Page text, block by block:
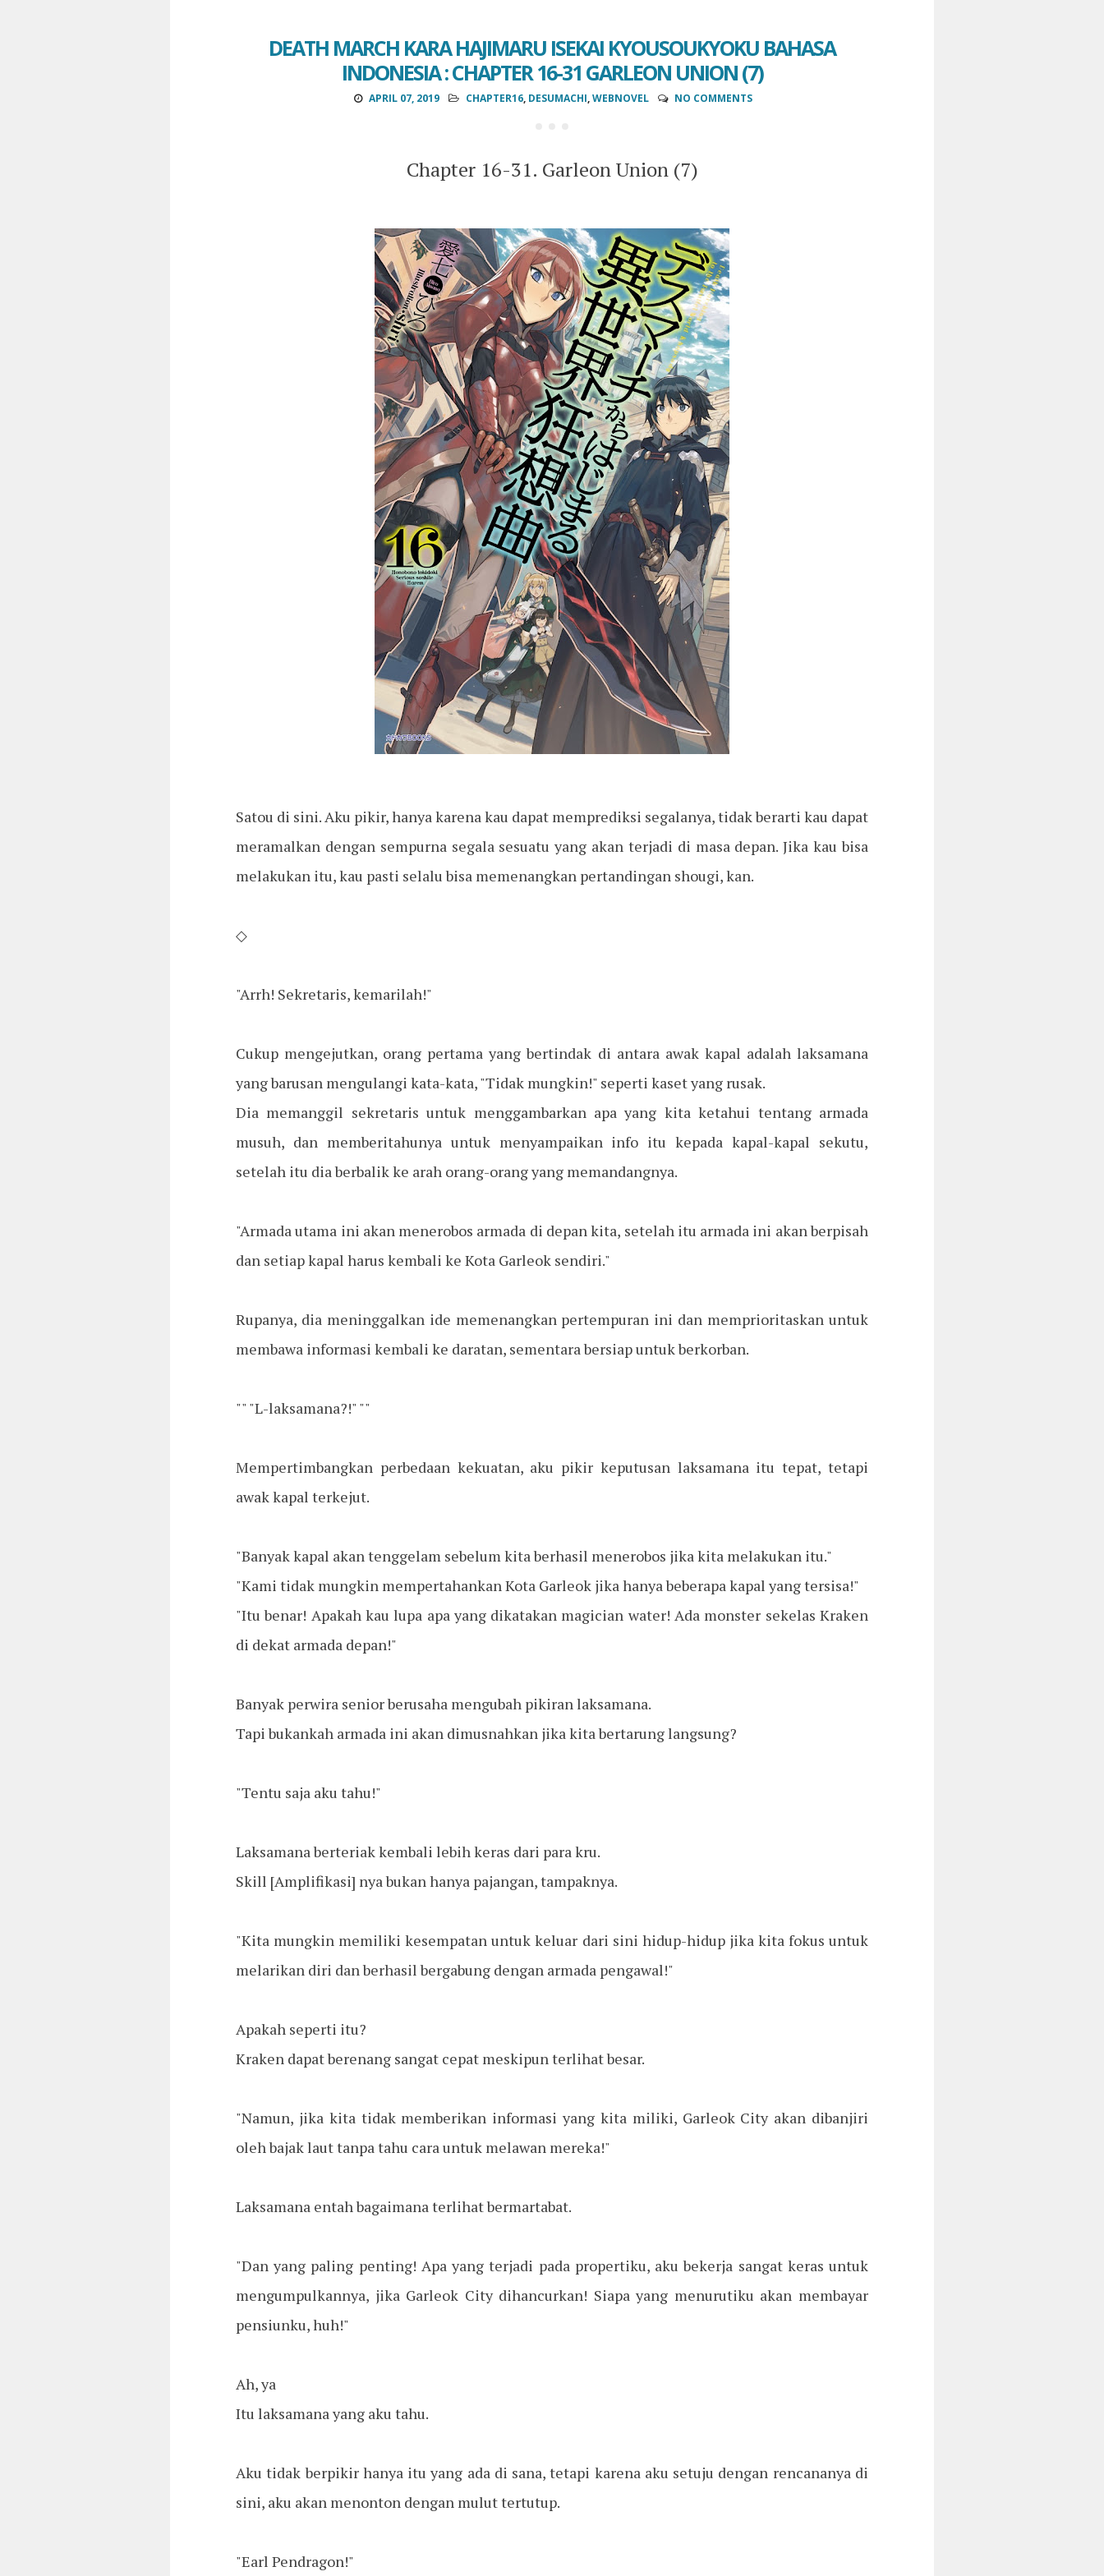
DEATH MARCH KARA HAJIMARU ISEKAI KYOUSOUKYOKU BAHASA
INDONESIA : CHAPTER 16-31 GARLEON UNION (7)
APRIL 07, 2019 CHAPTER16, DESUMACHI,WEBNOVEL NO COMMENTS
Chapter 16-31. Garleon Union (7)
Satou di sini. Aku pikir, hanya karena kau dapat memprediksi segalanya, tidak berarti kau dapat
meramalkan dengan sempurna segala sesuatu yang akan terjadi di masa depan. Jika kau bisa
melakukan itu, kau pasti selalu bisa memenangkan pertandingan shougi, kan.
◇
"Arrh! Sekretaris, kemarilah!"
Cukup mengejutkan, orang pertama yang bertindak di antara awak kapal adalah laksamana
yang barusan mengulangi kata-kata, "Tidak mungkin!" seperti kaset yang rusak.
Dia memanggil sekretaris untuk menggambarkan apa yang kita ketahui tentang armada
musuh, dan memberitahunya untuk menyampaikan info itu kepada kapal-kapal sekutu,
setelah itu dia berbalik ke arah orang-orang yang memandangnya.
"Armada utama ini akan menerobos armada di depan kita, setelah itu armada ini akan berpisah
dan setiap kapal harus kembali ke Kota Garleok sendiri."
Rupanya, dia meninggalkan ide memenangkan pertempuran ini dan memprioritaskan untuk
membawa informasi kembali ke daratan, sementara bersiap untuk berkorban.
"" "L-laksamana?!" ""
Mempertimbangkan perbedaan kekuatan, aku pikir keputusan laksamana itu tepat, tetapi
awak kapal terkejut.
"Banyak kapal akan tenggelam sebelum kita berhasil menerobos jika kita melakukan itu."
"Kami tidak mungkin mempertahankan Kota Garleok jika hanya beberapa kapal yang tersisa!"
"Itu benar! Apakah kau lupa apa yang dikatakan magician water! Ada monster sekelas Kraken
di dekat armada depan!"
Banyak perwira senior berusaha mengubah pikiran laksamana.
Tapi bukankah armada ini akan dimusnahkan jika kita bertarung langsung?
"Tentu saja aku tahu!"
Laksamana berteriak kembali lebih keras dari para kru.
Skill [Amplifikasi] nya bukan hanya pajangan, tampaknya.
"Kita mungkin memiliki kesempatan untuk keluar dari sini hidup-hidup jika kita fokus untuk
melarikan diri dan berhasil bergabung dengan armada pengawal!"
Apakah seperti itu?
Kraken dapat berenang sangat cepat meskipun terlihat besar.
"Namun, jika kita tidak memberikan informasi yang kita miliki, Garleok City akan dibanjiri
oleh bajak laut tanpa tahu cara untuk melawan mereka!"
Laksamana entah bagaimana terlihat bermartabat.
"Dan yang paling penting! Apa yang terjadi pada propertiku, aku bekerja sangat keras untuk
mengumpulkannya, jika Garleok City dihancurkan! Siapa yang menurutiku akan membayar
pensiunku, huh!"
Ah, ya
Itu laksamana yang aku tahu.
Aku tidak berpikir hanya itu yang ada di sana, tetapi karena aku setuju dengan rencananya di
sini, aku akan menonton dengan mulut tertutup.
"Earl Pendragon!"